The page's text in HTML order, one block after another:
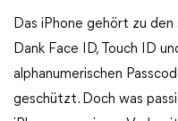
Das iPhone gehört zu
Dank Face ID, Touch ID
alphanumerischen
geschützt. Doch was